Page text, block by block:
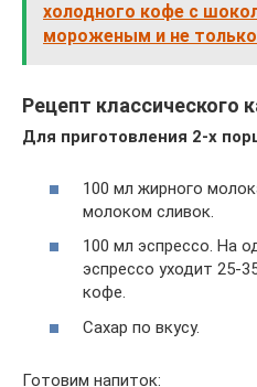
холодного кофе с
мороженым и не только
Рецепт классического
Для приготовления 2-х
100 мл жирного
молоком сливок.
100 мл эспрессо. На
эспрессо уходит 25-
кофе.
Сахар по вкусу.
Готовим напиток: